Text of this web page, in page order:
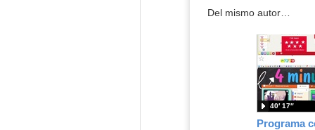
Del mismo autor…
40′ 17″